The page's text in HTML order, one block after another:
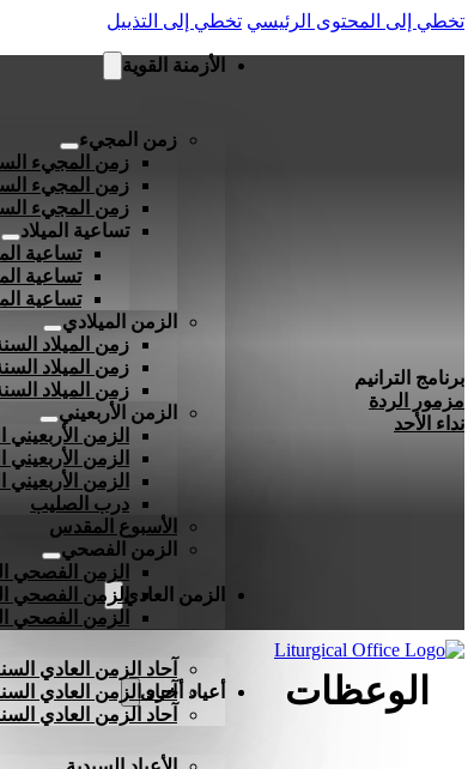
تخطي إلى المحتوى الرئيسي تخطي إلى التذييل
الأزمنة القوية
زمن المجيء
زمن المجيء
زمن المجيء
زمن المجيء
تساعية الميلاد
تساعية
تساعية
تساعية
الزمن الميلادي
زمن الميلاد السنة
زمن الميلاد
زمن الميلاد
الزمن الأربعيني
الزمن الأربعيني
الزمن
الزمن
درب الصليب
الأسبوع المقدس
الزمن الفصحي
الزمن الفصحي
الزمن الفصحي
الزمن الفصحي
الزمن العادي
آحاد الزمن العادي
آحاد الزمن العادي
آحاد الزمن العادي
أعياد أخرى
برنامج الترانيم
مزمور الردة
نداء الأحد
الوعظات